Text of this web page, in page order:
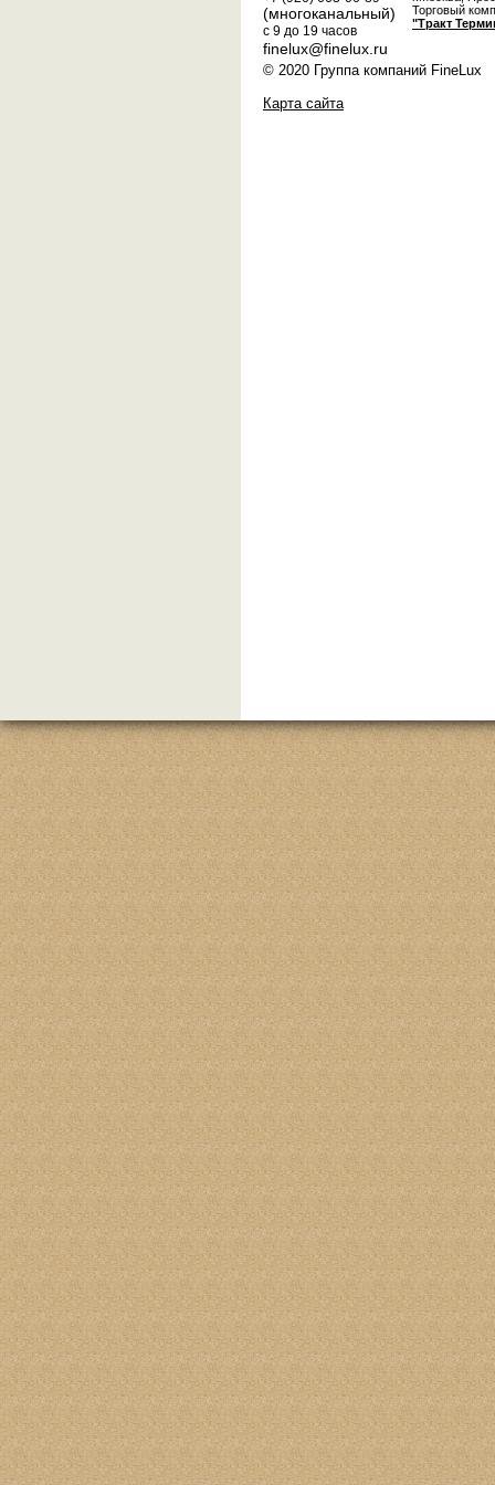
(многоканальный)
с 9 до 19 часов
finelux@finelux.ru
Торговый
"Тракт
© 2020 Группа компаний FineLux
Карта сайта